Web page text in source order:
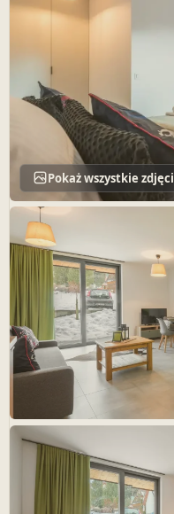
Pokaż wszystkie